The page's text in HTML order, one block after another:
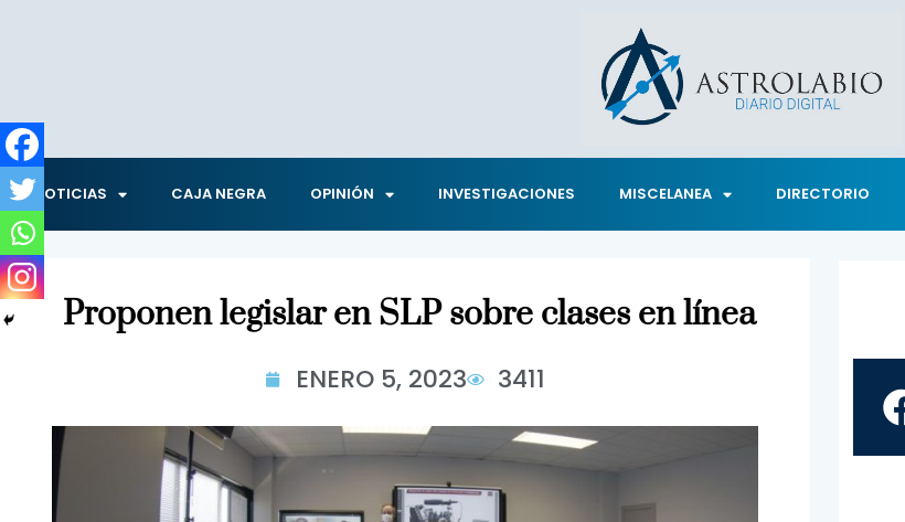
NOTICIAS CAJA NEGRA OPINIÓN INVESTIGACIONES MISCELANEA DIRECTORIO
Proponen legislar en SLP sobre clases en línea
ENERO 5, 2023 3411